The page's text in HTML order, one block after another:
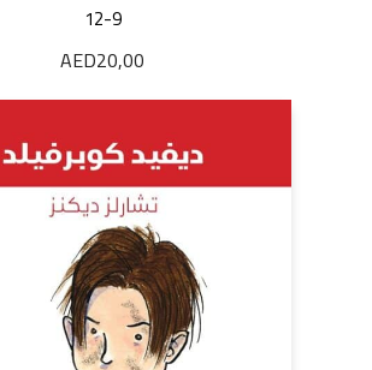
12-9
AED20,00